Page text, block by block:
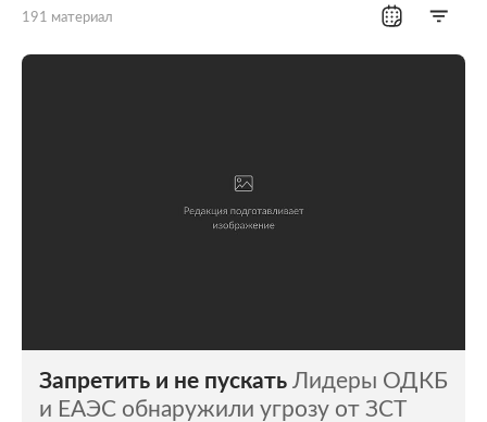
191 материал
Наука и техника Спорт
Из жизни Среда обитания
Забота о себе
Запретить и не пускать Лидеры ОДКБ
и ЕАЭС обнаружили угрозу от ЗСТ